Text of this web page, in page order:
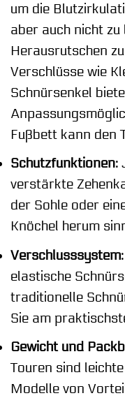
um die
aber auch nicht zu
Herausrutschen
Verschlüsse wie
Schnürsenkel
Fußbett kann den
Schutzfunktionen:
verstärkte
der Sohle oder
Knöchel herum
Verschlusssystem:
elastische
traditionelle
Sie am
Gewicht und
Touren sind
Modelle von